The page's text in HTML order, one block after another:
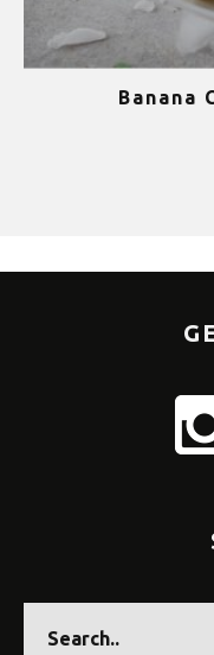
Banana